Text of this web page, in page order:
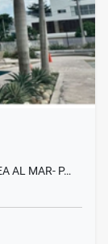
AL MAR- P…